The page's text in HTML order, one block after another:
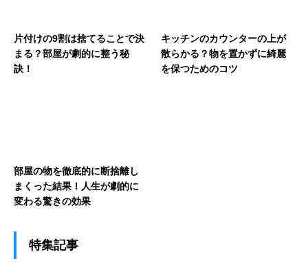
片付けの9割は捨てることで決
まる？部屋が劇的に整う秘
訣！
キッチンのカウンターの上が
散らかる？物を置かずに綺麗
を保つためのコツ
部屋の物を徹底的に断捨離し
まくった結果！人生が劇的に
変わる驚きの効果
特集記事